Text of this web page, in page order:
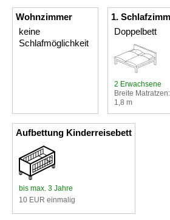
Wohnzimmer
keine
Schlafmöglichkeit
1.
Doppelbett
2 Erwachsene
Breite Matratzen:
1,8 m
Aufbettung Kinderreisebett
bis max. 3 Jahre
10 EUR einmalig